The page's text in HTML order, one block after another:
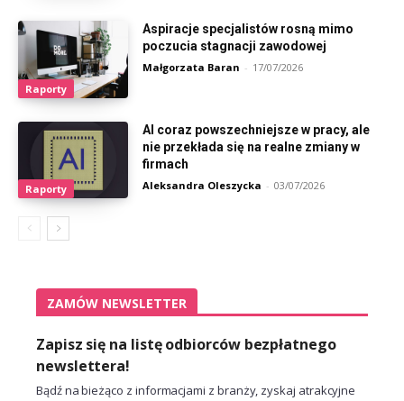
Raporty
Aspiracje specjalistów rosną mimo
poczucia stagnacji zawodowej
Małgorzata Baran - 17/07/2026
Raporty
AI coraz powszechniejsze w pracy, ale
nie przekłada się na realne zmiany w
firmach
Aleksandra Oleszycka - 03/07/2026
ZAMÓW NEWSLETTER
Zapisz się na listę odbiorców bezpłatnego
newslettera!
Bądź na bieżąco z informacjami z branży, zyskaj atrakcyjne